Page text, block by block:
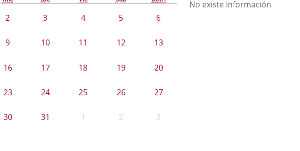
2 3 4 5 6
9 10 11 12 13
16 17 18 19 20
23 24 25 26 27
30 31 1 2 3
No existe Información